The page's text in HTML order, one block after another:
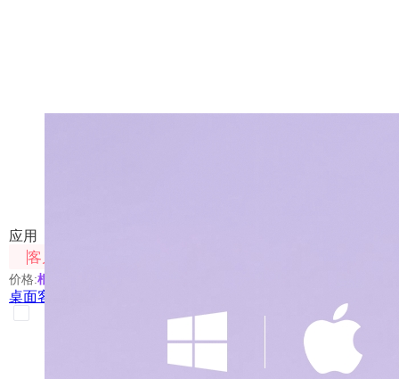
应用
客户端
价格:根据使用模型进行扣费
桌面客户端